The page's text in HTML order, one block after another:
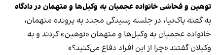
توهین و فحاشی خانواده عجمیان به وکیل‌ها و متهمان در دادگاه
به گفته پاک‌نیا، در جلسه رسیدگی مجدد به پرونده متهمان،
خانواده عجمیان به وکیل‌ها و متهمان «توهین» کردند و به
وکیلان گفتند «چرا از این افراد دفاع می‌کنید؟»